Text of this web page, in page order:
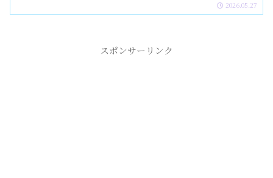
2026.05.27
スポンサーリンク